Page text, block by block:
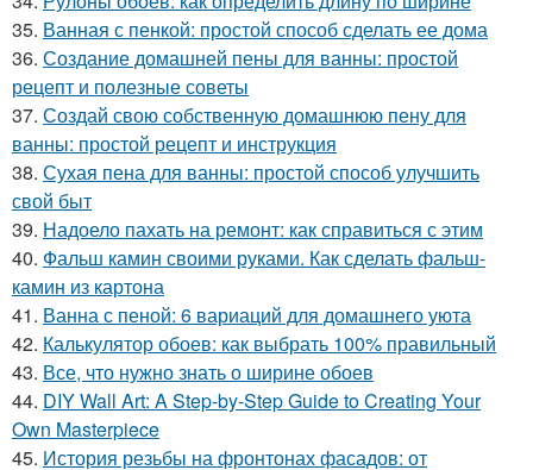
35. Ванная с пенкой: простой способ сделать ее дома
36. Создание домашней пены для ванны: простой
рецепт и полезные советы
37. Создай свою собственную домашнюю пену для
ванны: простой рецепт и инструкция
38. Сухая пена для ванны: простой способ улучшить
свой быт
39. Надоело пахать на ремонт: как справиться с этим
40. Фальш камин своими руками. Как сделать фальш-
камин из картона
41. Ванна с пеной: 6 вариаций для домашнего уюта
42. Калькулятор обоев: как выбрать 100% правильный
43. Все, что нужно знать о ширине обоев
44. DIY Wall Art: A Step-by-Step Guide to Creating Your
Own Masterpiece
45. История резьбы на фронтонах фасадов: от